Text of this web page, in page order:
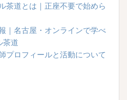
茶道とは｜正座不要で始めら
｜名古屋・オンラインで学べ
茶道
プロフィールと活動について